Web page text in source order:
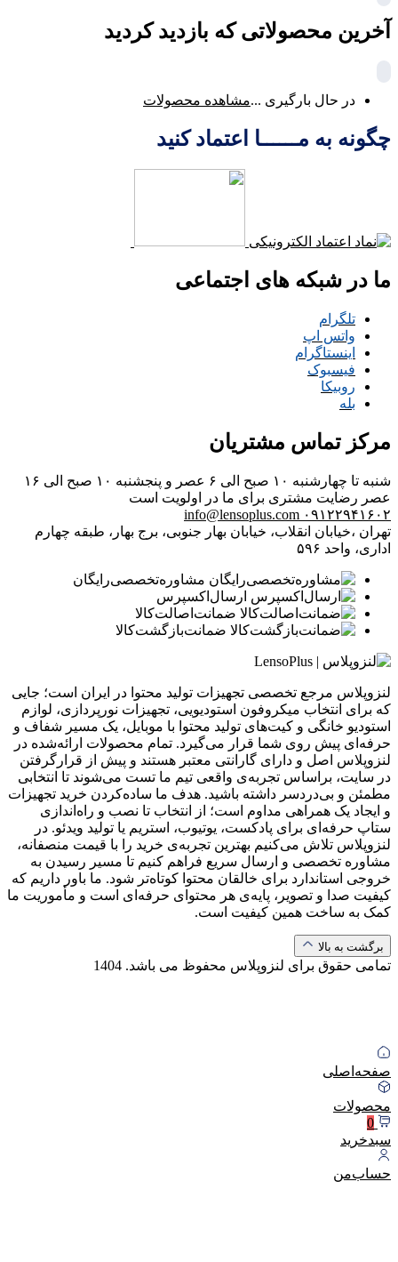
آخرین محصولاتی که بازدید کردید
در حال بارگیری ...مشاهده محصولات
چگونه به مــــــا اعتماد کنید
ما در شبکه های اجتماعی
تلگرام
واتس اپ
اینستاگرام
فیسبوک
روبیکا
بله
مرکز تماس مشتریان
شنبه تا چهارشنبه ۱۰ صبح الی ۶ عصر و پنجشنبه ۱۰ صبح الی ۱۶
عصر رضایت مشتری برای ما در اولویت است
۰۹۱۲۲۹۴۱۶۰۲ info@lensoplus.com
تهران ،خیابان انقلاب، خیابان بهار جنوبی، برج بهار، طبقه چهارم
اداری، واحد ۵۹۶
مشاوره‌تخصصی‌رایگان
ارسال‌اکسپرس
ضمانت‌اصالت‌کالا
ضمانت‌بازگشت‌کالا
لنزوپلاس مرجع تخصصی تجهیزات تولید محتوا در ایران است؛ جایی
که برای انتخاب میکروفون استودیویی، تجهیزات نورپردازی، لوازم
استودیو خانگی و کیت‌های تولید محتوا با موبایل، یک مسیر شفاف و
حرفه‌ای پیش روی شما قرار می‌گیرد. تمام محصولات ارائه‌شده در
لنزوپلاس اصل و دارای گارانتی معتبر هستند و پیش از قرارگرفتن
در سایت، براساس تجربه‌ی واقعی تیم ما تست می‌شوند تا انتخابی
مطمئن و بی‌دردسر داشته باشید. هدف ما ساده‌کردن خرید تجهیزات
و ایجاد یک همراهی مداوم است؛ از انتخاب تا نصب و راه‌اندازی
ستاپ حرفه‌ای برای پادکست، یوتیوب، استریم یا تولید ویدئو. در
لنزوپلاس تلاش می‌کنیم بهترین تجربه‌ی خرید را با قیمت منصفانه،
مشاوره تخصصی و ارسال سریع فراهم کنیم تا مسیر رسیدن به
خروجی استاندارد برای خالقان محتوا کوتاه‌تر شود. ما باور داریم که
کیفیت صدا و تصویر، پایه‌ی هر محتوای حرفه‌ای است و مأموریت ما
کمک به ساخت همین کیفیت است.
برگشت به بالا
تمامی حقوق برای لنزوپلاس محفوظ می باشد. 1404
صفحه‌اصلی
محصولات
0
سبد‌خرید
حساب‌من